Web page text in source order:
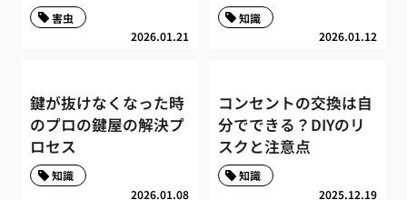
2026.01.21
害虫
2026.01.12
知識
鍵が抜けなくなった時
のプロの鍵屋の解決プ
ロセス
2026.01.08
知識
コンセントの交換は自
分でできる？DIYのリ
スクと注意点
2025.12.19
知識